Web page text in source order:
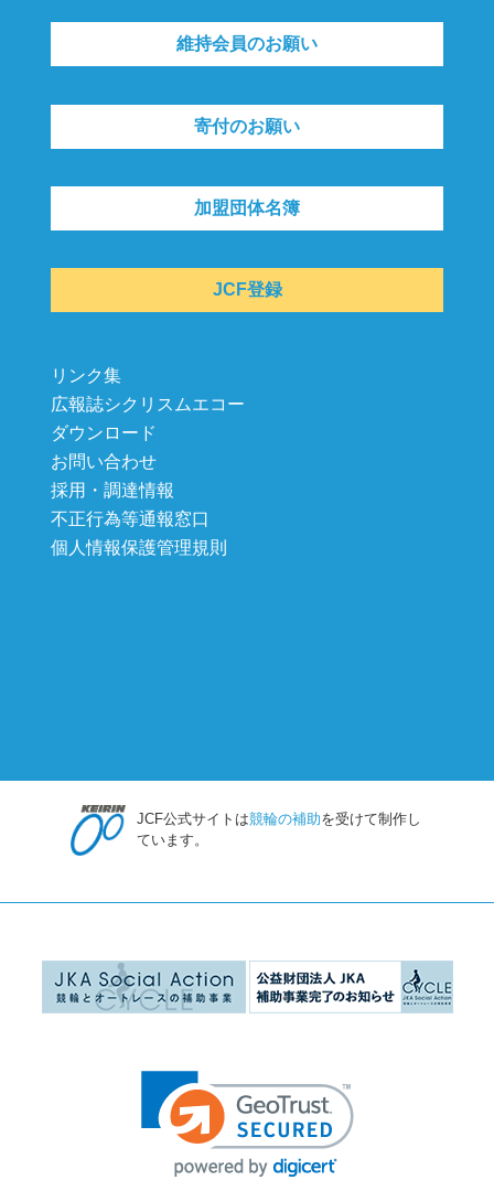
維持会員のお願い
寄付のお願い
加盟団体名簿
JCF登録
リンク集
広報誌シクリスムエコー
ダウンロード
お問い合わせ
採用・調達情報
不正行為等通報窓口
個人情報保護管理規則
JCF公式サイトは競輪の補助を受けて制作し
ています。